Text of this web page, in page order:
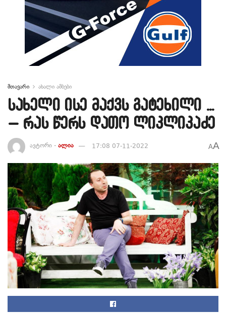
მთავარი ახალი ამბები
სახელი ისე მაქვს გატეხილი …
– რას წერს დათო ლიკლიკაძე
ავტორი - ალია 17:08 07-11-2022 AA